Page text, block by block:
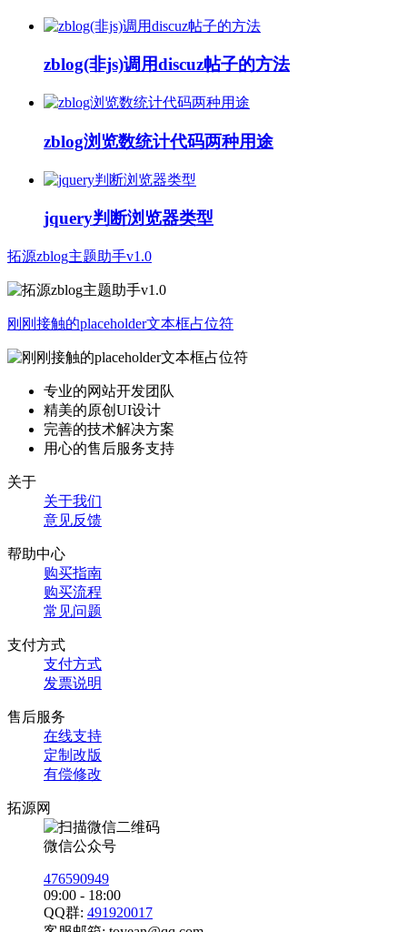
zblog(非js)调用discuz帖子的方法
zblog浏览数统计代码两种用途
jquery判断浏览器类型
拓源zblog主题助手v1.0
刚刚接触的placeholder文本框占位符
专业的网站开发团队
精美的原创UI设计
完善的技术解决方案
用心的售后服务支持
关于
关于我们
意见反馈
帮助中心
购买指南
购买流程
常见问题
支付方式
支付方式
发票说明
售后服务
在线支持
定制改版
有偿修改
拓源网
微信公众号
476590949
09:00 - 18:00
QQ群: 491920017